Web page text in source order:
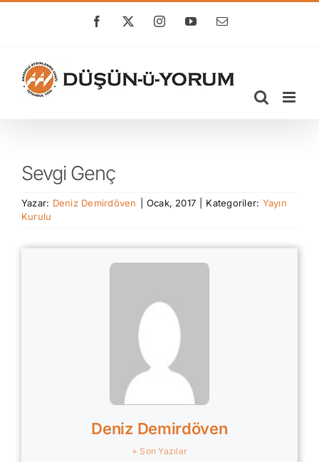
Facebook
X InstagramYouTube
E-
Sevgi Genç
Yazar: Deniz Demirdöven Ocak, 2017 Kategoriler: Yayın
Kurulu
Deniz Demirdöven
+ Son Yazılar